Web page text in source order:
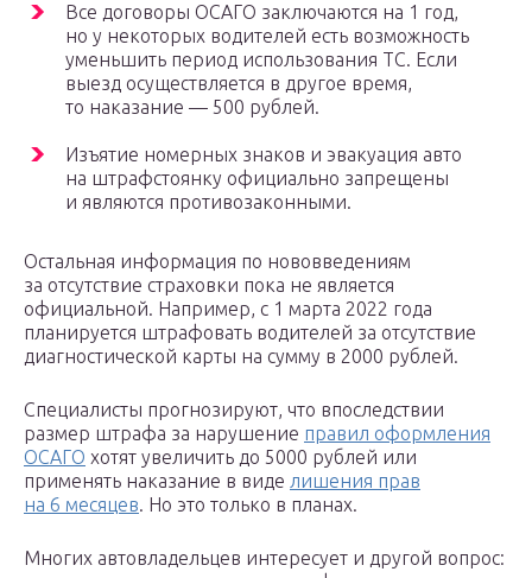
Все договоры ОСАГО заключаются на 1 год,
но у некоторых водителей есть возможность
уменьшить период использования ТС. Если
выезд осуществляется в другое время,
то наказание — 500 рублей.
Изъятие номерных знаков и эвакуация авто
на штрафстоянку официально запрещены
и являются противозаконными.
Остальная информация по нововведениям
за отсутствие страховки пока не является
официальной. Например, с 1 марта 2022 года
планируется штрафовать водителей за отсутствие
диагностической карты на сумму в 2000 рублей.
Специалисты прогнозируют, что впоследствии
размер штрафа за нарушение правил оформления
ОСАГО хотят увеличить до 5000 рублей или
применять наказание в виде лишения прав
на 6 месяцев. Но это только в планах.
Многих автовладельцев интересует и другой вопрос: